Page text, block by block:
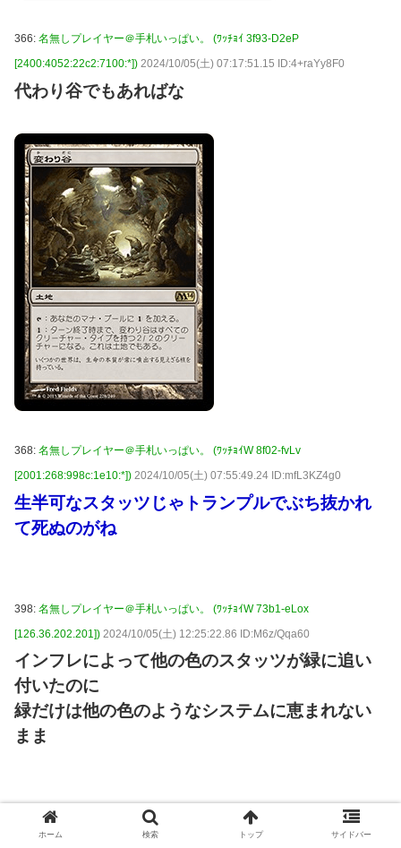
366: 名無しプレイヤー＠手札いっぱい。 (ﾜｯﾁｮｲ 3f93-D2eP
[2400:4052:22c2:7100:*]) 2024/10/05(土) 07:17:51.15 ID:4+raYy8F0
代わり谷でもあればな
368: 名無しプレイヤー＠手札いっぱい。 (ﾜｯﾁｮｲW 8f02-fvLv
[2001:268:998c:1e10:*]) 2024/10/05(土) 07:55:49.24 ID:mfL3KZ4g0
生半可なスタッツじゃトランプルでぶち抜かれ
て死ぬのがね
398: 名無しプレイヤー＠手札いっぱい。 (ﾜｯﾁｮｲW 73b1-eLox
[126.36.202.201]) 2024/10/05(土) 12:25:22.86 ID:M6z/Qqa60
インフレによって他の色のスタッツが緑に追い
付いたのに
緑だけは他の色のようなシステムに恵まれない
まま
401:名無しプレイヤー＠手札いっぱい。 (ﾜｯﾁｮｲW 53ae-RnOv
[2001:268:c209:1adc:*]) 2024/10/05(土) 12:31:12.21 ID:Rz/qBlpb0
ホーム 検索 トップ サイドバー